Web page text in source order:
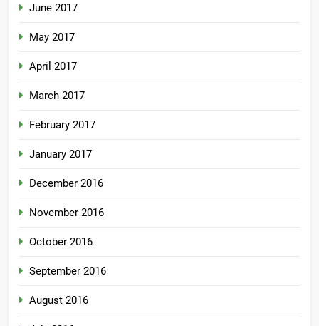
June 2017
May 2017
April 2017
March 2017
February 2017
January 2017
December 2016
November 2016
October 2016
September 2016
August 2016